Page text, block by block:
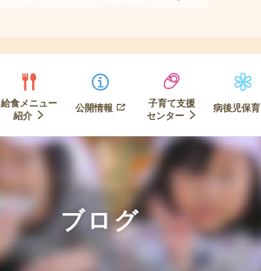
給食メニュー
紹介
公開情報
子育て支援
センター
病後児保育
ブログ